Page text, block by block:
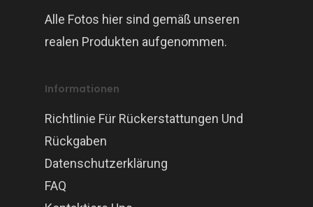
Alle Fotos hier sind gemäß unseren
realen Produkten aufgenommen.
Informationen
Richtlinie Für Rückerstattungen Und
Rückgaben
Datenschutzerklärung
FAQ